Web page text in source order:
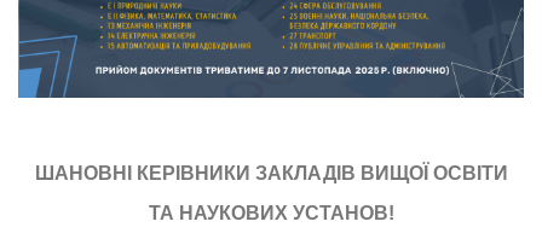
ШАНОВНІ КЕРІВНИКИ ЗАКЛАДІВ ВИЩОЇ ОСВІТИ
ТА НАУКОВИХ УСТАНОВ!